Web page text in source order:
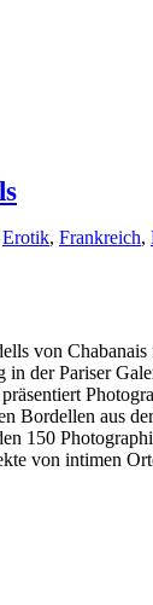
Erotik, Frankreich,
von
in der Pariser
Bordellen aus
150
von intimen